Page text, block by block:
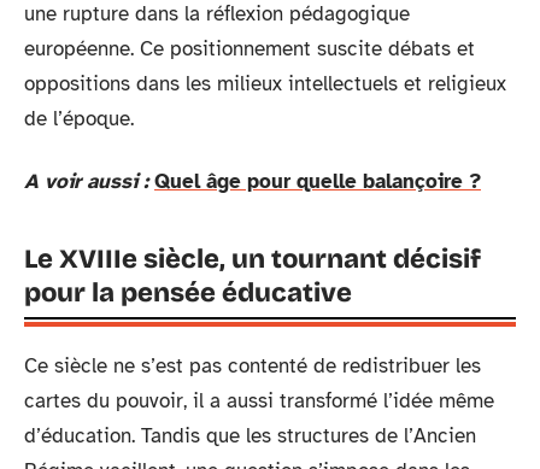
une rupture dans la réflexion pédagogique
européenne. Ce positionnement suscite débats et
oppositions dans les milieux intellectuels et religieux
de l’époque.
A voir aussi : Quel âge pour quelle balançoire ?
Le XVIIIe siècle, un tournant décisif
pour la pensée éducative
Ce siècle ne s’est pas contenté de redistribuer les
cartes du pouvoir, il a aussi transformé l’idée même
d’éducation. Tandis que les structures de l’Ancien